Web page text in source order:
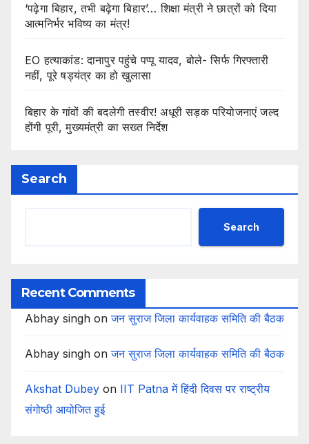
‘पढ़ेगा बिहार, तभी बढ़ेगा बिहार’… शिक्षा मंत्री ने छात्रों को दिया
आत्मनिर्भर भविष्य का मंत्र!
EO हत्याकांड: दानापुर पहुंचे पप्पू यादव, बोले- सिर्फ गिरफ्तारी
नहीं, पूरे षड्यंत्र का हो खुलासा
बिहार के गांवों की बदलेगी तस्वीर! अधूरी सड़क परियोजनाएं जल्द
होंगी पूरी, मुख्यमंत्री का सख्त निर्देश
Search
Search
Recent Comments
Abhay singh onजन सुराज जिला कार्यवाहक समिति की बैठक
Abhay singh onजन सुराज जिला कार्यवाहक समिति की बैठक
Akshat Dubey on IIT Patna में हिंदी दिवस पर राष्ट्रीय
संगोष्ठी आयोजित हुई